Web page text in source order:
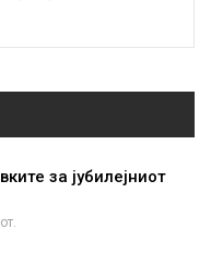
за јубилејниот